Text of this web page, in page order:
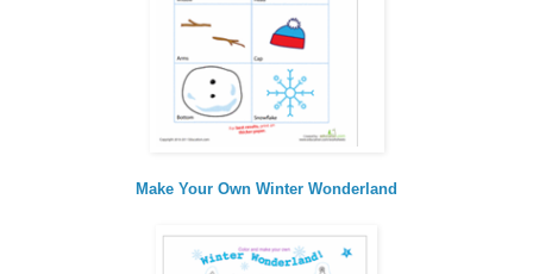
Make Your Own Winter Wonderland